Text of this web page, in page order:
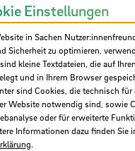
F&E-Fonds
Einstellungen
in Sachen
Sicherheit zu optimieren,
kleine Textdateien, die auf
und in Ihrem Browser
sind Cookies, die technisch für
Website notwendig sind, sowie
oder für erweiterte
Informationen dazu finden Sie
.